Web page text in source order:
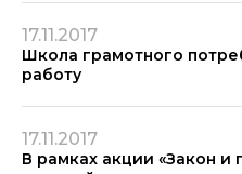
17.11.2017
Школа грамотного
работу
17.11.2017
В рамках акции «Закон и